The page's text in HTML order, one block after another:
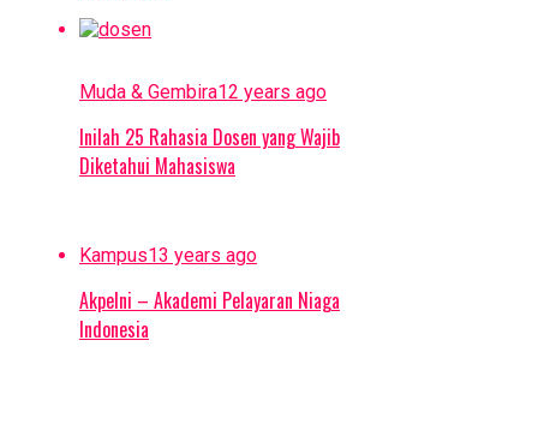
Muda & Gembira12 years ago
Inilah 25 Rahasia Dosen yang Wajib
Diketahui Mahasiswa
Kampus13 years ago
Akpelni – Akademi Pelayaran Niaga
Indonesia